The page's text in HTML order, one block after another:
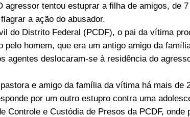
agressor tentou estuprar a filha de amigos, de
a ação do abusador.
do Distrito Federal (PCDF), o pai da vítima
pelo homem, que era um antigo amigo da
agentes deslocaram-se à residência do
e amigo da família da vítima há mais de
por um outro estupro contra uma
Controle e Custódia de Presos da PCDF, onde